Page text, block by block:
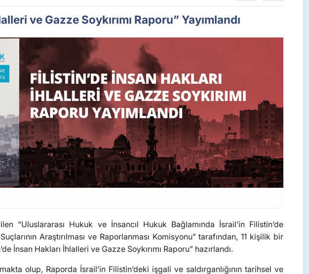
ve Gazze Soykırımı Raporu” Yayımlandı
“Uluslararası Hukuk ve İnsancıl Hukuk Bağlamında İsrail’in Filistin’de
Araştırılması ve Raporlanması Komisyonu” tarafından, 11 kişilik bir
İnsan Hakları İhlalleri ve Gazze Soykırımı Raporu” hazırlandı.
olup, Raporda İsrail’in Filistin’deki işgali ve saldırganlığının tarihsel ve